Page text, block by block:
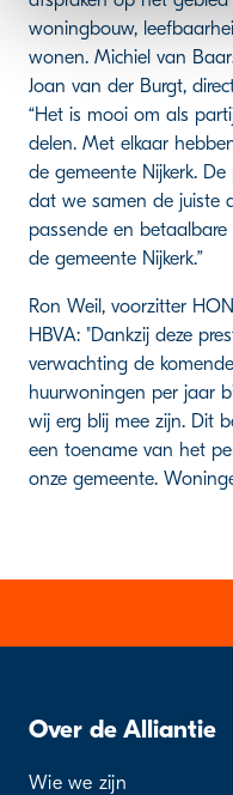
woningbouw,
wonen. Michiel van
Joan van der Burgt,
“Het is mooi om als
delen. Met elkaar
de gemeente Nijkerk.
dat we samen de juiste
passende en
de gemeente Nijkerk.”
Ron Weil, voorzitter
HBVA: "Dankzij deze
verwachting de
huurwoningen per jaar
wij erg blij mee zijn. Dit
een toename van het
onze gemeente.
Over de Alliantie
Wie we zijn